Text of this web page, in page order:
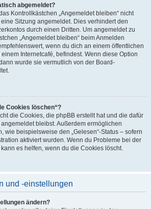
abgemeldet?
Kontrollkästchen „Angemeldet bleiben“ nicht
Sitzung angemeldet. Dies verhindert den
durch einen Dritten. Um angemeldet zu
„Angemeldet bleiben“ beim Anmelden
wenn du dich an einem öffentlichen
Internetcafé, befindest. Wenn diese Option
wurde sie vermutlich von der Board-
Cookies löschen“?
die Cookies, die phpBB erstellt hat und die dafür
bleibst. Außerdem ermöglichen
wie beispielsweise den „Gelesen“-Status – sofern
aktiviert wurden. Wenn du Probleme bei der
es helfen, wenn du die Cookies löscht.
und -einstellungen
ändern?